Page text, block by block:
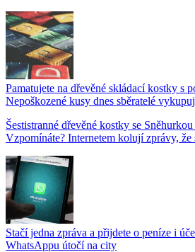
Pamatujete na dřevěné skládací kostky s
Nepoškozené kusy dnes sběratelé
Šestistranné dřevěné kostky se
Vzpomínáte? Internetem kolují zprávy, že
Stačí jedna zpráva a přijdete o peníze i
WhatsAppu útočí na city